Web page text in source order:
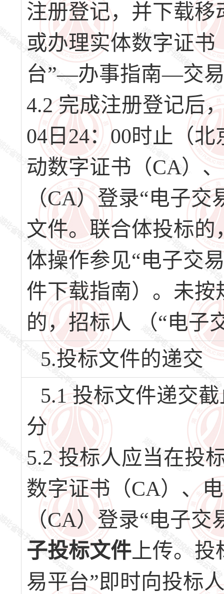
注册登记，并下载
或办理实体数字证
台”—办事指南—交
4.2 完成注册登记后
04日24：00时止（
动数字证书（CA）
（CA）登录“电子
文件。联合体投标
体操作参见“电子交
件下载指南）。未按
的，招标人 （“电子
5.投标文件的递交
5.1 投标文件递交
分
5.2 投标人应当在投
数字证书（CA）、
（CA）登录“电子
子投标文件 上传。
易平台”即时向投标